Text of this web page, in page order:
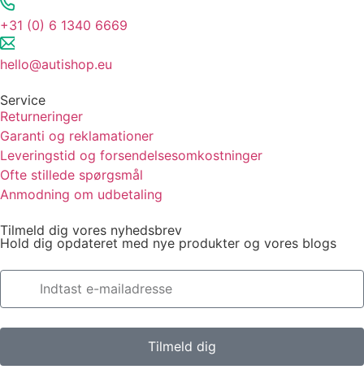
+31 (0) 6 1340 6669
hello@autishop.eu
Service
Returneringer
Garanti og reklamationer
Leveringstid og forsendelsesomkostninger
Ofte stillede spørgsmål
Anmodning om udbetaling
Tilmeld dig vores nyhedsbrev
Hold dig opdateret med nye produkter og vores blogs
Tilmeld dig